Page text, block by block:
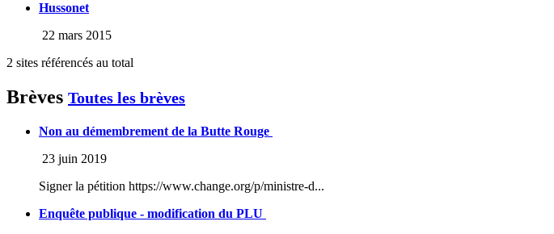
Hussonet
22 mars 2015
2 sites référencés au total
Brèves Toutes les brèves
Non au démembrement de la Butte Rouge
23 juin 2019
Signer la pétition https://www.change.org/p/ministre-d...
Enquête publique - modification du PLU